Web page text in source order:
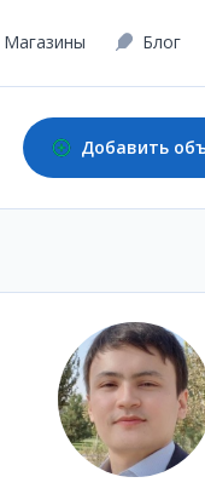
Магазины Блог
Добавить